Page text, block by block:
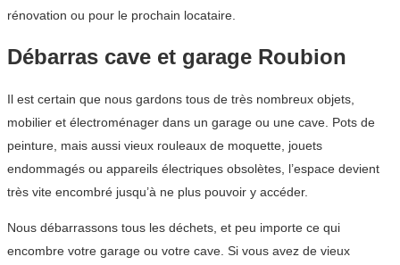
rénovation ou pour le prochain locataire.
Débarras cave et garage Roubion
Il est certain que nous gardons tous de très nombreux objets,
mobilier et électroménager dans un garage ou une cave. Pots de
peinture, mais aussi vieux rouleaux de moquette, jouets
endommagés ou appareils électriques obsolètes, l’espace devient
très vite encombré jusqu’à ne plus pouvoir y accéder.
Nous débarrassons tous les déchets, et peu importe ce qui
encombre votre garage ou votre cave. Si vous avez de vieux